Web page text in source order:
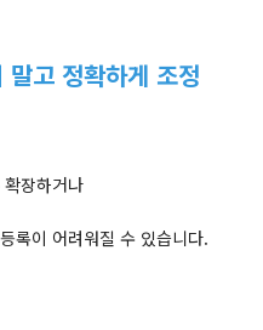
고 정확하게 조정
장하거나
록이 어려워질 수 있습니다.